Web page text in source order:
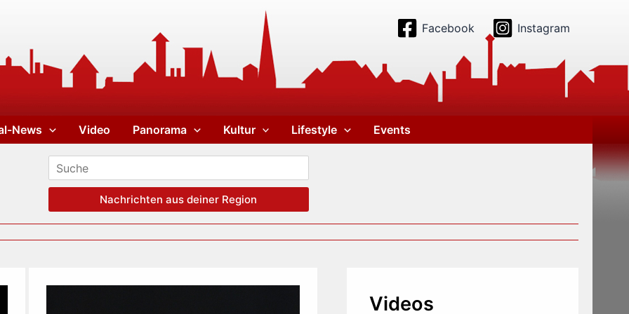
Facebook Instagram
News Video Panorama Kultur Lifestyle Events
Nachrichten aus deiner Region
Videos